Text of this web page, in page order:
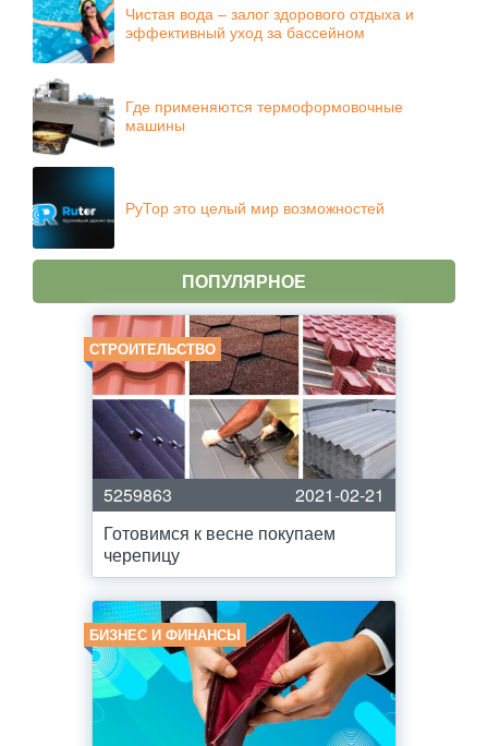
Чистая вода – залог здорового отдыха и
эффективный уход за бассейном
Где применяются термоформовочные
машины
РуТор это целый мир возможностей
ПОПУЛЯРНОЕ
СТРОИТЕЛЬСТВО
5259863
2021-02-21
Готовимся к весне покупаем
черепицу
БИЗНЕС И ФИНАНСЫ